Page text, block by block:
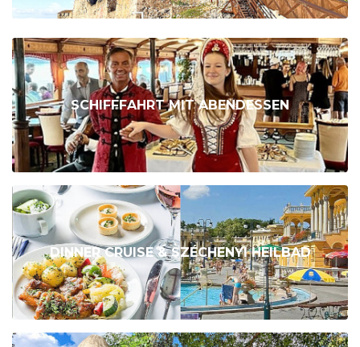
SCHIFFFAHRT MIT ABENDESSEN
DINNER CRUISE & SZÉCHENYI HEILBAD